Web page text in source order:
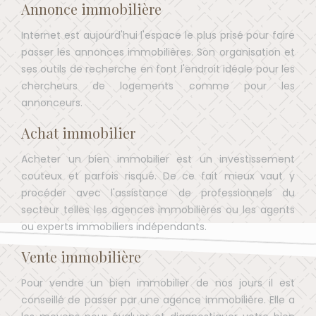
Annonce immobilière
Internet est aujourd'hui l'espace le plus prisé pour faire
passer les annonces immobilières. Son organisation et
ses outils de recherche en font l'endroit idéale pour les
chercheurs de logements comme pour les
annonceurs.
Achat immobilier
Acheter un bien immobilier est un investissement
couteux et parfois risqué. De ce fait mieux vaut y
procéder avec l'assistance de professionnels du
secteur telles les agences immobilières ou les agents
ou experts immobiliers indépendants.
Vente immobilière
Pour vendre un bien immobilier de nos jours il est
conseillé de passer par une agence immobilière. Elle a